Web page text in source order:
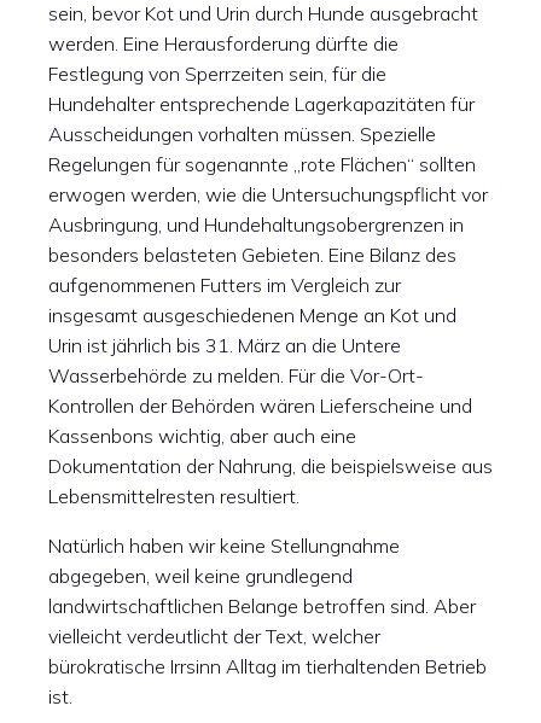
sein, bevor Kot und Urin durch Hunde ausgebracht
werden. Eine Herausforderung dürfte die
Festlegung von Sperrzeiten sein, für die
Hundehalter entsprechende Lagerkapazitäten für
Ausscheidungen vorhalten müssen. Spezielle
Regelungen für sogenannte „rote Flächen“ sollten
erwogen werden, wie die Untersuchungspflicht vor
Ausbringung, und Hundehaltungsobergrenzen in
besonders belasteten Gebieten. Eine Bilanz des
aufgenommenen Futters im Vergleich zur
insgesamt ausgeschiedenen Menge an Kot und
Urin ist jährlich bis 31. März an die Untere
Wasserbehörde zu melden. Für die Vor-Ort-
Kontrollen der Behörden wären Lieferscheine und
Kassenbons wichtig, aber auch eine
Dokumentation der Nahrung, die beispielsweise aus
Lebensmittelresten resultiert.
Natürlich haben wir keine Stellungnahme
abgegeben, weil keine grundlegend
landwirtschaftlichen Belange betroffen sind. Aber
vielleicht verdeutlicht der Text, welcher
bürokratische Irrsinn Alltag im tierhaltenden Betrieb
ist.